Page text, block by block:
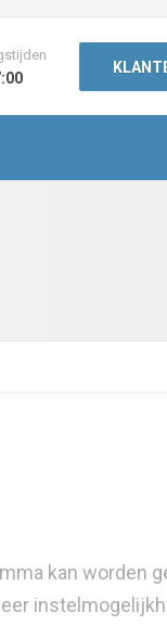
kan worden